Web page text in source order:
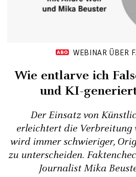
WEBINAR ÜBER
Wie entlarve ich
und KI-
Der Einsatz von
erleichtert die Verbreitung
wird immer schwieriger,
zu unterscheiden.
Journalist Mika